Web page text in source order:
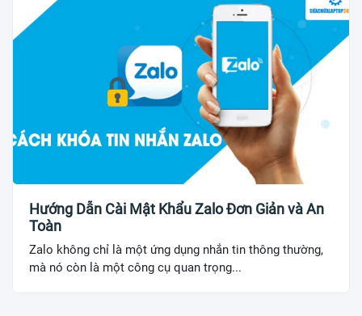
Hướng Dẫn Cài Mật Khẩu Zalo Đơn Giản và An
Toàn
Zalo không chỉ là một ứng dụng nhắn tin thông thường,
mà nó còn là một công cụ quan trọng...